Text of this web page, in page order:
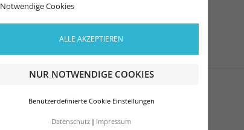
Notwendige Cookies
ALLE AKZEPTIEREN
NUR NOTWENDIGE COOKIES
Benutzerdefinierte Cookie Einstellungen
Datenschutz Impressum